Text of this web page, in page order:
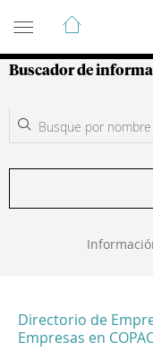
Guía de
Buscador de
Directorio de
Empresas en